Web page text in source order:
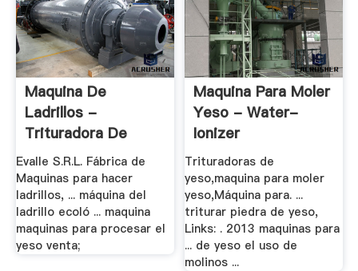
Maquina De
Ladrillos -
Trituradora De
Cono Para .
Evalle S.R.L. Fábrica de
Maquinas para hacer
ladrillos, ... máquina del
ladrillo ecoló ... maquina
maquinas para procesar el
yeso venta;
Maquina Para Moler
Yeso - Water-
Ionizer
Trituradoras de
yeso,maquina para moler
yeso,Máquina para. ...
triturar piedra de yeso,
Links: . 2013 maquinas para
... de yeso el uso de
molinos ...